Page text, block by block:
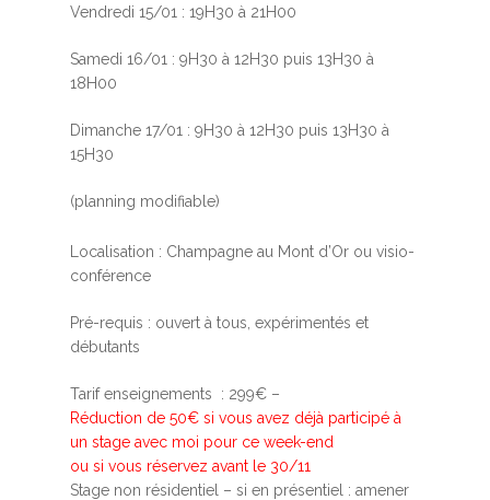
Vendredi 15/01 : 19H30 à 21H00
Samedi 16/01 : 9H30 à 12H30 puis 13H30 à
18H00
Dimanche 17/01 : 9H30 à 12H30 puis 13H30 à
15H30
(planning modifiable)
Localisation : Champagne au Mont d’Or ou visio-
conférence
Pré-requis : ouvert à tous, expérimentés et
débutants
Tarif enseignements : 299€ –
Réduction de 50€ si vous avez déjà participé à
un stage avec moi pour ce week-end
ou si vous réservez avant le 30/11
Stage non résidentiel – si en présentiel : amener
Accueil
Méditation
Méditation pleine
Stage de méditation
Somatic Experiencing
Entreprise